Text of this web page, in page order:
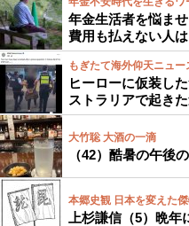
年金生活者を悩ま
費用も払えない人
もぎたて海外仰天ニュー
ヒーローに仮装し
ストラリアで起き
大竹聡 大酒の一滴
（42）酷暑の午後
本郷史観 日本を変えた
上杉謙信（5）晩